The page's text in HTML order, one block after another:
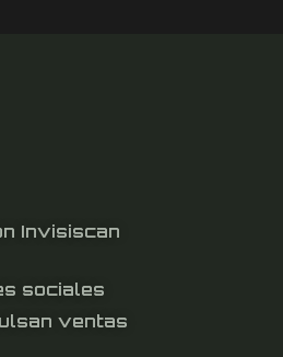
Invisiscan
sociales
ventas